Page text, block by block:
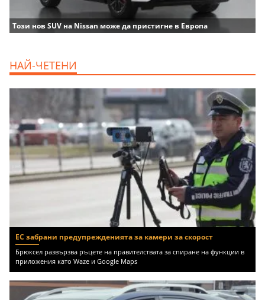
Този нов SUV на Nissan може да пристигне в Европа
НАЙ-ЧЕТЕНИ
ЕС забрани предупрежденията за камери за скорост
Брюксел развързва ръцете на правителствата за спиране на функции в
приложения като Waze и Google Maps